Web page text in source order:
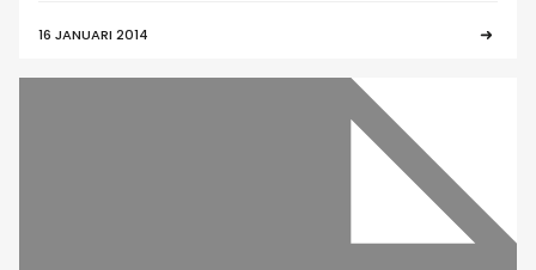
16 JANUARI 2014